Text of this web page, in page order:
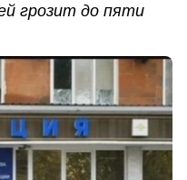
грозит до пяти